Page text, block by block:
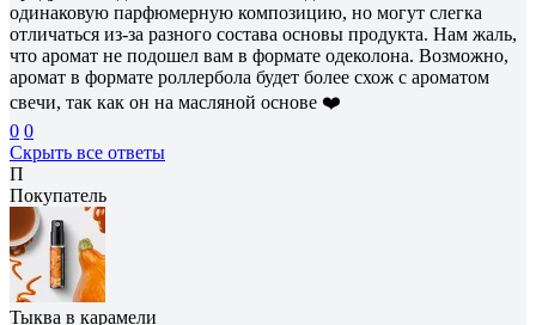
одинаковую парфюмерную композицию, но могут слегка
отличаться из-за разного состава основы продукта. Нам жаль,
что аромат не подошел вам в формате одеколона. Возможно,
аромат в формате роллербола будет более схож с ароматом
свечи, так как он на масляной основе ❤️‍
0 0
Скрыть все ответы
П
Покупатель
Тыква в карамели